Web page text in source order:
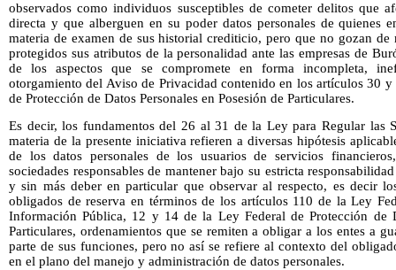
observados como individuos susceptibles de cometer delitos que
directa y que alberguen en su poder datos personales de quienes
materia de examen de sus historial crediticio, pero que no gozan de
protegidos sus atributos de la personalidad ante las empresas de
de los aspectos que se compromete en forma incompleta,
otorgamiento del Aviso de Privacidad contenido en los artículos 30
de Protección de Datos Personales en Posesión de Particulares.
Es decir, los fundamentos del 26 al 31 de la Ley para Regular las
materia de la presente iniciativa refieren a diversas hipótesis
de los datos personales de los usuarios de servicios
sociedades responsables de mantener bajo su estricta
y sin más deber en particular que observar al respecto, es decir
obligados de reserva en términos de los artículos 110 de la Ley
Información Pública, 12 y 14 de la Ley Federal de Protección de
Particulares, ordenamientos que se remiten a obligar a los entes a
parte de sus funciones, pero no así se refiere al contexto del
en el plano del manejo y administración de datos personales.